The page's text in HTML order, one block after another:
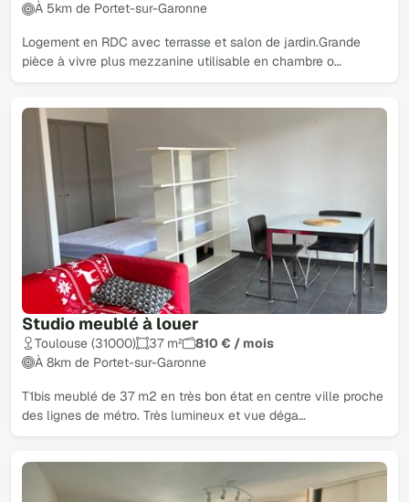
À 5km de Portet-sur-Garonne
Logement en RDC avec terrasse et salon de jardin.Grande
pièce à vivre plus mezzanine utilisable en chambre o…
Studio meublé à louer
Toulouse (31000) 37 m²
810 € / mois
À 8km de Portet-sur-Garonne
T1bis meublé de 37 m2 en très bon état en centre ville proche
des lignes de métro. Très lumineux et vue déga…